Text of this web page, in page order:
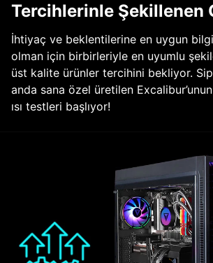
Tercihlerinle Şekillenen
İhtiyaç ve beklentilerine en uygun
olman için birbirleriyle en uyumlu
üst kalite ürünler tercihini bekliyor.
anda sana özel üretilen
ısı testleri başlıyor!